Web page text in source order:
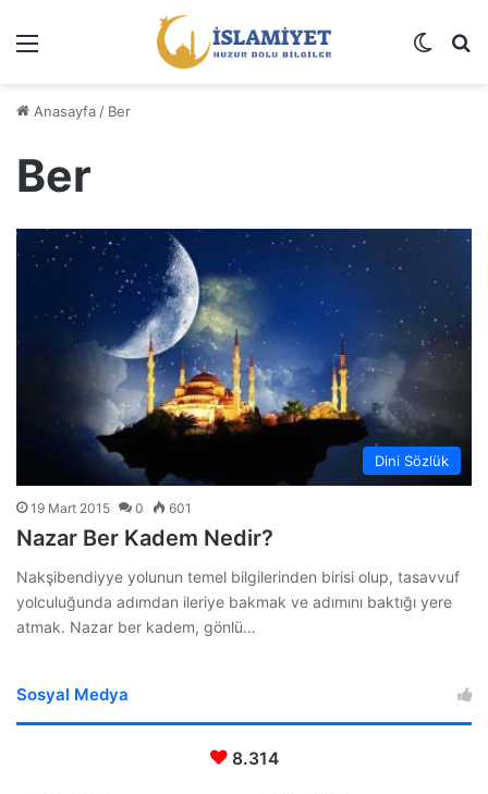
Dış
Anasayfa / Ber
Ber
Dini Sözlük
19 Mart 2015 0 601
Nazar Ber Kadem Nedir?
Nakşibendiyye yolunun temel bilgilerinden birisi olup, tasavvuf
yolculuğunda adımdan ileriye bakmak ve adımını baktığı yere
atmak. Nazar ber kadem, gönlü…
Sosyal Medya
8.314